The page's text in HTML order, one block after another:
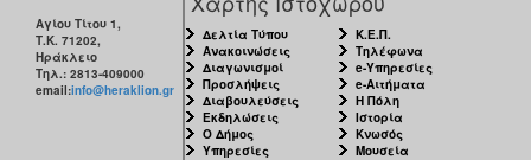
Αγίου Τίτου 1,
Τ.Κ. 71202,
Ηράκλειο
Τηλ.: 2813-409000
email:info@heraklion.gr
Δελτία Τύπου
Ανακοινώσεις
Διαγωνισμοί
Προσλήψεις
Διαβουλεύσεις
Εκδηλώσεις
Ο Δήμος
Υπηρεσίες
Κ.Ε.Π.
Τηλέφωνα
e-Υπηρεσίες
e-Αιτήματα
Η Πόλη
Ιστορία
Κνωσός
Μουσεία